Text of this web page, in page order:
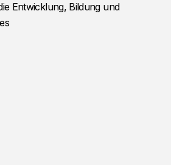
Entwicklung, Bildung und